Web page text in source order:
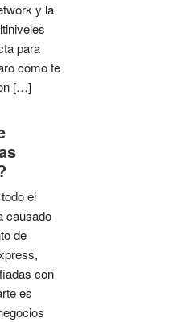
y la
para
como te
[…]
el
causado
de
con
es